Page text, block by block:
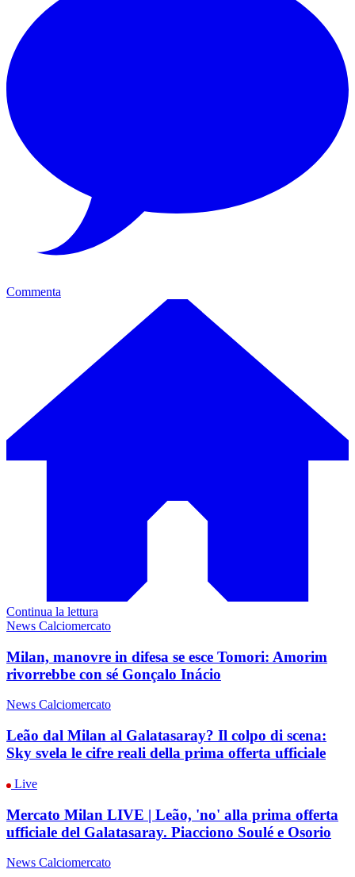
Commenta
Continua la lettura
News Calciomercato
Milan, manovre in difesa se esce Tomori: Amorim
rivorrebbe con sé Gonçalo Inácio
News Calciomercato
Leão dal Milan al Galatasaray? Il colpo di scena:
Sky svela le cifre reali della prima offerta ufficiale
Live
Mercato Milan LIVE | Leão, 'no' alla prima offerta
ufficiale del Galatasaray. Piacciono Soulé e Osorio
News Calciomercato